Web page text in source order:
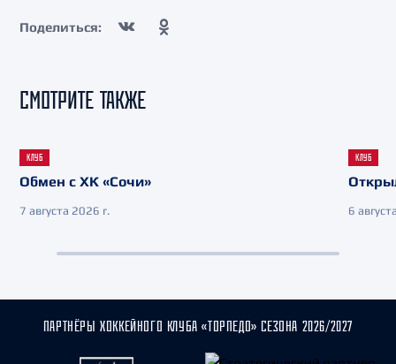
Поделиться:
СМОТРИТЕ ТАКЖЕ
КЛУБ
Обмен с ХК «Сочи»
7 августа 2026 г.
КЛУБ
6
ПАРТНЁРЫ ХОККЕЙНОГО КЛУБА «ТОРПЕДО» СЕЗОНА 2026/2027